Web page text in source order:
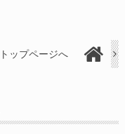
トップページへ